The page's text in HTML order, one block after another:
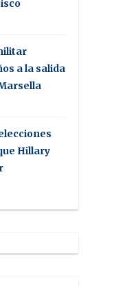
a la salida
Hillary